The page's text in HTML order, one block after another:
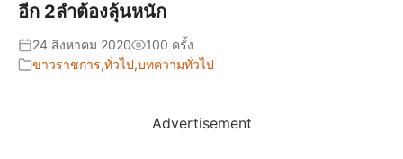
อีก 2ลำต้องลุ้นหนัก
24 สิงหาคม 2020
100 ครั้ง
ข่าวราชการ,ทั่วไป,บทความทั่วไป
Advertisement